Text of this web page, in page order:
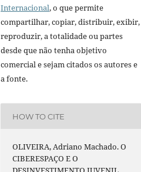
Internacional, o que permite
compartilhar, copiar, distribuir, exibir,
reproduzir, a totalidade ou partes
desde que não tenha objetivo
comercial e sejam citados os autores e
a fonte.
HOW TO CITE
OLIVEIRA, Adriano Machado. O
CIBERESPAÇO E O